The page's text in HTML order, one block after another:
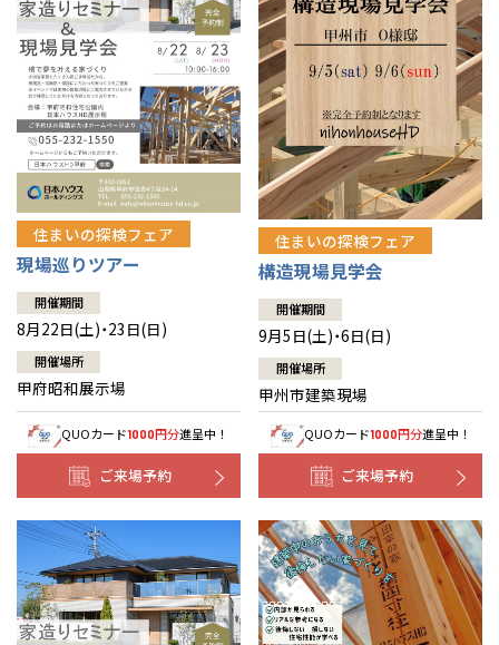
住まいの探検フェア
現場巡りツアー
開催期間
8月22日(土)・23日(日)
開催場所
甲府昭和展示場
QUOカード1000円分進呈中！
ご来場予約
住まいの探検フェア
構造現場見学会
開催期間
9月5日(土)・6日(日)
開催場所
甲州市建築現場
QUOカード1000円分進呈中！
ご来場予約